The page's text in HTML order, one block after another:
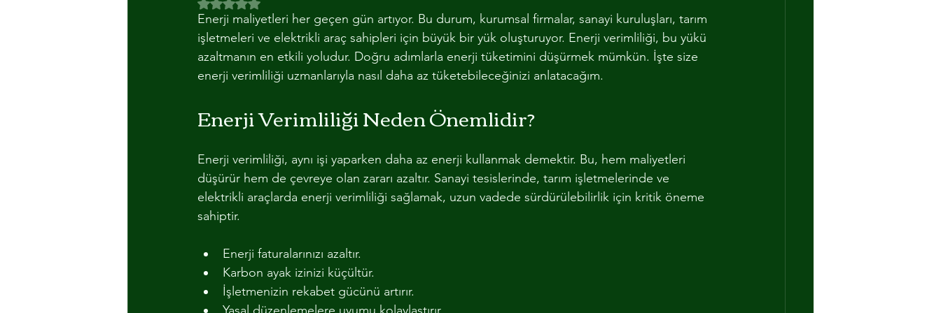
AYDINLATMA ALUMINYUM MODUL VE KANALLAR ELEKTRİK MEKANİK PROJELENDİRME
5 üzerinden NaN yıldız
Enerji maliyetleri her geçen gün artıyor. Bu durum, kurumsal firmalar, sanayi kuruluşları, tarım
işletmeleri ve elektrikli araç sahipleri için büyük bir yük oluşturuyor. Enerji verimliliği, bu yükü
azaltmanın en etkili yoludur. Doğru adımlarla enerji tüketimini düşürmek mümkün. İşte size
enerji verimliliği uzmanlarıyla nasıl daha az tüketebileceğinizi anlatacağım.
Enerji Verimliliği Neden Önemlidir?
Enerji verimliliği, aynı işi yaparken daha az enerji kullanmak demektir. Bu, hem maliyetleri
düşürür hem de çevreye olan zararı azaltır. Sanayi tesislerinde, tarım işletmelerinde ve
elektrikli araçlarda enerji verimliliği sağlamak, uzun vadede sürdürülebilirlik için kritik öneme
sahiptir.
Enerji faturalarınızı azaltır.
Karbon ayak izinizi küçültür.
İşletmenizin rekabet gücünü artırır.